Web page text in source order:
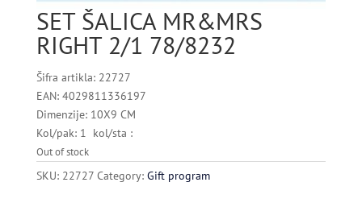
SET ŠALICA MR&MRS
RIGHT 2/1 78/8232
Šifra artikla: 22727
EAN: 4029811336197
Dimenzije: 10X9 CM
Kol/pak: 1 kol/sta :
Out of stock
SKU: 22727 Category: Gift program